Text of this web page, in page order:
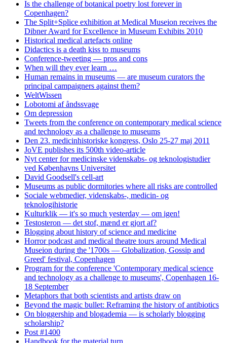
Is the challenge of botanical poetry lost forever in
Copenhagen?
The Split+Splice exhibition at Medical Museion receives the
Dibner Award for Excellence in Museum Exhibits 2010
Historical medical artefacts online
Didactics is a death kiss to museums
Conference-tweeting — pros and cons
When will they ever learn …
Human remains in museums — are museum curators the
principal campaigners against them?
WeltWissen
Lobotomi af åndssvage
Om depression
Tweets from the conference on contemporary medical science
and technology as a challenge to museums
Den 23. medicinhistoriske kongress, Oslo 25-27 maj 2011
JoVE publishes its 500th video-article
Nyt center for medicinske videnskabs- og teknologistudier
ved Københavns Universitet
David Goodsell's cell-art
Museums as public dormitories where all risks are controlled
Sociale webmedier, videnskabs-, medicin- og
teknologihistorie
Kulturklik — it's so much yesterday — om igen!
Testosteron — det stof, mænd er gjort af?
Blogging about history of science and medicine
Horror podcast and medical theatre tours around Medical
Museion during the '1700s — Globalization, Gossip and
Greed' festival, Copenhagen
Program for the conference 'Contemporary medical science
and technology as a challenge to museums', Copenhagen 16-
18 September
Metaphors that both scientists and artists draw on
Beyond the magic bullet: Reframing the history of antibiotics
On bloggership and blogademia — is scholarly blogging
scholarship?
Post #1400
Handbook for the material turn